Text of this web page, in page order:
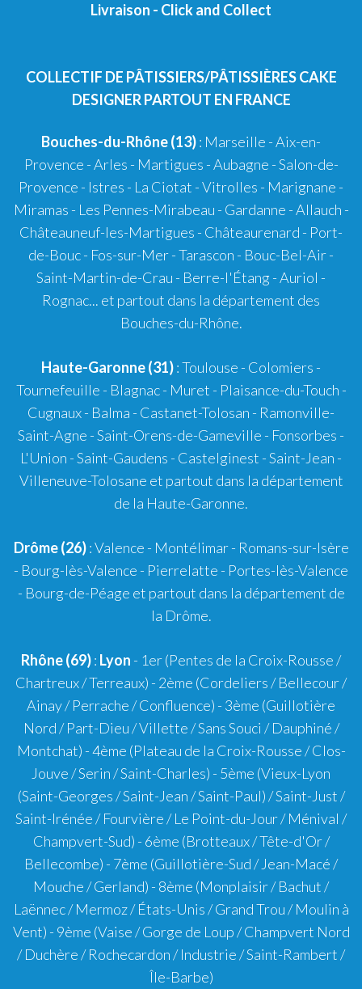
Livraison - Click and Collect
COLLECTIF DE PÂTISSIERS/PÂTISSIÈRES CAKE
DESIGNER PARTOUT EN FRANCE
Bouches-du-Rhône (13): Marseille -Aix-en-
Provence -Arles - Martigues -Aubagne -Salon-de-
Provence - Istres - La Ciotat -Vitrolles - Marignane -
Miramas - Les Pennes-Mirabeau - Gardanne -Allauch -
Châteauneuf-les-Martigues - Châteaurenard - Port-
de-Bouc- Fos-sur-Mer-Tarascon - Bouc-Bel-Air-
Saint-Martin-de-Crau - Berre-l'Étang -Auriol -
Rognac... et partout dans la département des
Bouches-du-Rhône.
Haute-Garonne (31):Toulouse - Colomiers -
Tournefeuille - Blagnac- Muret - Plaisance-du-Touch -
Cugnaux- Balma - Castanet-Tolosan - Ramonville-
Saint-Agne - Saint-Orens-de-Gameville - Fonsorbes -
L'Union - Saint-Gaudens - Castelginest - Saint-Jean -
Villeneuve-Tolosane et partout dans la département
de la Haute-Garonne.
Drôme (26):Valence - Montélimar- Romans-sur-Isère
- Bourg-lès-Valence - Pierrelatte - Portes-lès-Valence
- Bourg-de-Péage et partout dans la département de
la Drôme.
Rhône (69): Lyon - 1er(Pentes de la Croix-Rousse /
Chartreux / Terreaux) - 2ème (Cordeliers / Bellecour /
Ainay / Perrache / Confluence) - 3ème (Guillotière
Nord / Part-Dieu / Villette / Sans Souci / Dauphiné /
Montchat) -4ème (Plateau de la Croix-Rousse / Clos-
Jouve / Serin / Saint-Charles) - 5ème (Vieux-Lyon
(Saint-Georges / Saint-Jean / Saint-Paul) / Saint-Just /
Saint-Irénée / Fourvière / Le Point-du-Jour / Ménival /
Champvert-Sud) - 6ème (Brotteaux / Tête-d'Or /
Bellecombe) - 7ème (Guillotière-Sud / Jean-Macé /
Mouche / Gerland) - 8ème (Monplaisir / Bachut /
Laënnec / Mermoz / États-Unis / Grand Trou / Moulin à
Vent) - 9ème (Vaise / Gorge de Loup / Champvert Nord
/ Duchère / Rochecardon / Industrie / Saint-Rambert /
Île-Barbe)